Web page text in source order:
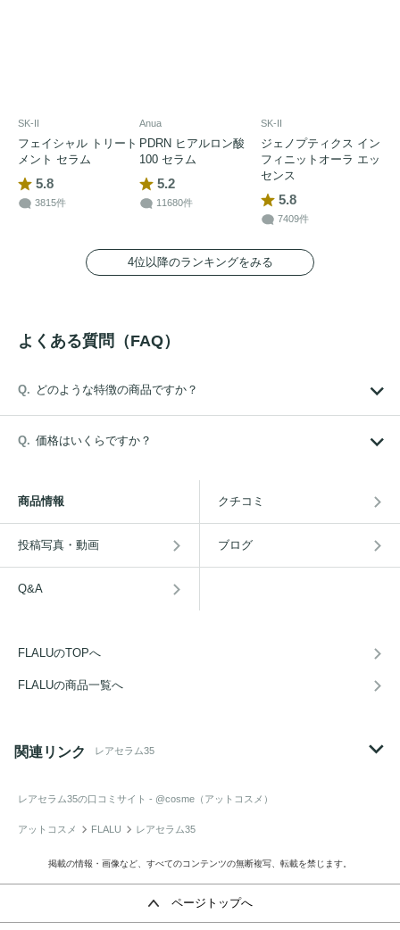
SK-II
フェイシャル トリート
メント セラム
5.8
3815件
Anua
PDRN ヒアルロン酸
100 セラム
5.2
11680件
SK-II
ジェノプティクス イン
フィニットオーラ エッ
センス
5.8
7409件
4位以降のランキングをみる
よくある質問（FAQ）
どのような特徴の商品ですか？
価格はいくらですか？
商品情報 クチコミ
投稿写真・動画 ブログ
Q&A
FLALUのTOPへ
FLALUの商品一覧へ
関連リンク レアセラム35
レアセラム35の口コミサイト - @cosme（アットコスメ）
アットコスメ FLALU レアセラム35
掲載の情報・画像など、すべてのコンテンツの無断複写、転載を禁じます。
ページトップへ